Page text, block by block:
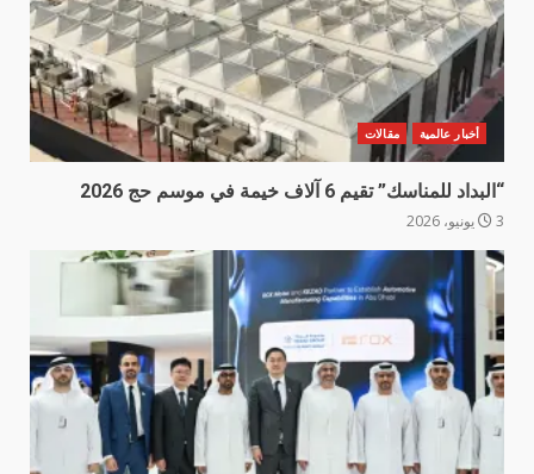
أخبار عالمية مقالات
“البداد للمناسك” تقيم 6 آلاف خيمة في موسم حج 2026
3 يونيو، 2026